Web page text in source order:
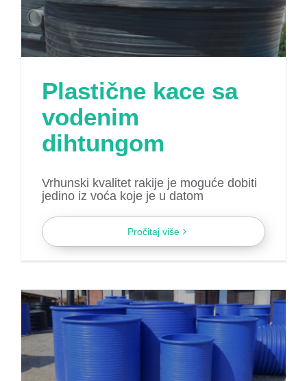
Plastične kace sa
vodenim
dihtungom
Vrhunski kvalitet rakije je moguće dobiti
jedino iz voća koje je u datom
Pročitaj više